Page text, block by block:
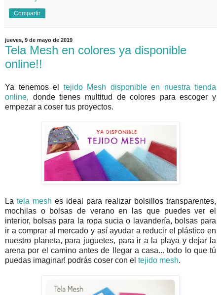
Compartir
jueves, 9 de mayo de 2019
Tela Mesh en colores ya disponible
online!!
Ya tenemos el tejido Mesh disponible en nuestra tienda
online, donde tienes multitud de colores para escoger y
empezar a coser tus proyectos.
La tela mesh es ideal para realizar bolsillos transparentes,
mochilas o bolsas de verano en las que puedes ver el
interior, bolsas para la ropa sucia o lavandería, bolsas para
ir a comprar al mercado y así ayudar a reducir el plástico en
nuestro planeta, para juguetes, para ir a la playa y dejar la
arena por el camino antes de llegar a casa... todo lo que tú
puedas imaginar! podrás coser con el tejido mesh.